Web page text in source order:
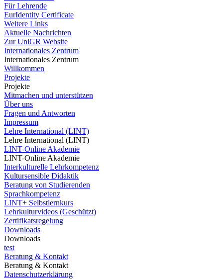
Für Lehrende
EurIdentity Certificate
Weitere Links
Aktuelle Nachrichten
Zur UniGR Website
Internationales Zentrum
Internationales Zentrum
Willkommen
Projekte
Projekte
Mitmachen und unterstützen
Über uns
Fragen und Antworten
Impressum
Lehre International (LINT)
Lehre International (LINT)
LINT-Online Akademie
LINT-Online Akademie
Interkulturelle Lehrkompetenz
Kultursensible Didaktik
Beratung von Studierenden
Sprachkompetenz
LINT+ Selbstlernkurs
Lehrkulturvideos (Geschützt)
Zertifikatsregelung
Downloads
Downloads
test
Beratung & Kontakt
Beratung & Kontakt
Datenschutzerklärung